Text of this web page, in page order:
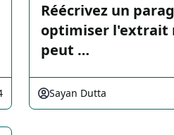
Réécrivez un
optimiser l'extrait
peut …
Sayan Dutta